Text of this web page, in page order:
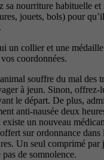
sa nourriture habituelle et
jouets, bols) pour
un collier et une
coordonnées.
souffre du mal des
à jeun. Sinon, offrez-
le départ. De plus,
anti-nausée deux
un nouveau
sur ordonnance dans
Un seul comprimé
pas de somnolence.